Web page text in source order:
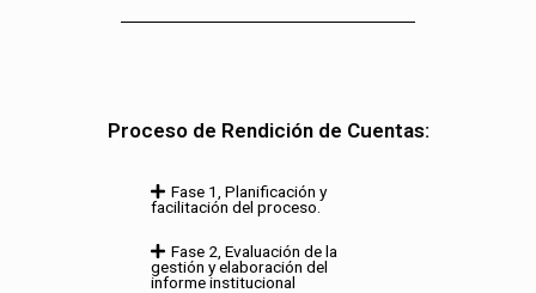
Proceso de Rendición de Cuentas:
Fase 1, Planificación y
facilitación del proceso.
Fase 2, Evaluación de la
gestión y elaboración del
informe institucional